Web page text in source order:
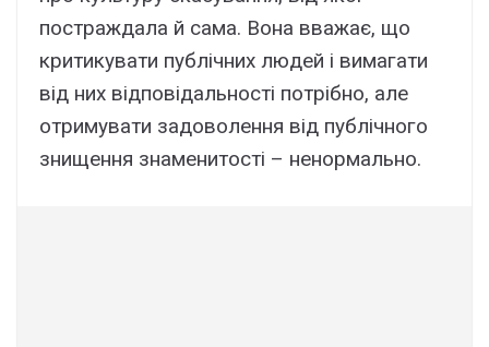
постраждала й сама. Вона вважає, що
критикувати публічних людей і вимагати
від них відповідальності потрібно, але
отримувати задоволення від публічного
знищення знаменитості – ненормально.